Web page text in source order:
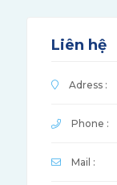
Liên hệ
Adress :
Phone :
Mail :